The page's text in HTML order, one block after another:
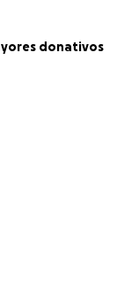
the
donativos